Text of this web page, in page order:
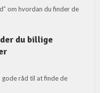
om hvordan du finder de
du billige
gode råd til at finde de